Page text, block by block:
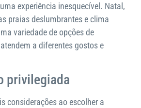
experiência inesquecível. Natal,
praias deslumbrantes e clima
variedade de opções de
a diferentes gostos e
privilegiada
considerações ao escolher a